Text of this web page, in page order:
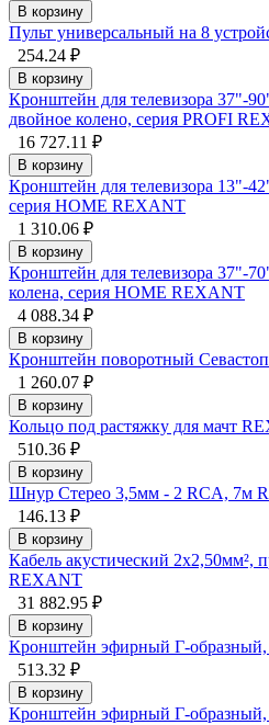
В корзину
Пульт универсальный на 8
254.24 ₽
В корзину
Кронштейн для телевизора 37"-
двойное колено, серия PROFI
16 727.11 ₽
В корзину
Кронштейн для телевизора 13"-
серия HOME REXANT
1 310.06 ₽
В корзину
Кронштейн для телевизора 37"-
колена, серия HOME REXANT
4 088.34 ₽
В корзину
Кронштейн поворотный
1 260.07 ₽
В корзину
Кольцо под растяжку для мачт
510.36 ₽
В корзину
Шнур Стерео 3,5мм - 2 RCA, 7м
146.13 ₽
В корзину
Кабель акустический 2х2,50мм²,
REXANT
31 882.95 ₽
В корзину
Кронштейн эфирный Г-
513.32 ₽
В корзину
Кронштейн эфирный Г-